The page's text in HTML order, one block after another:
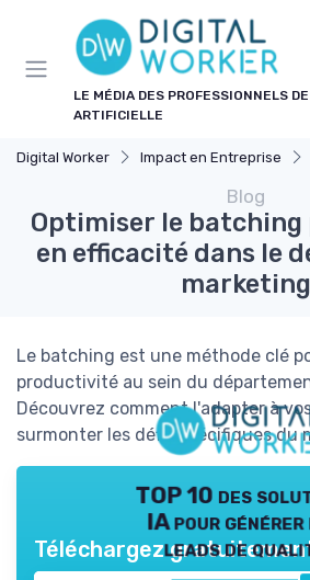
LE MÉDIA DES PROFESSIONNELS
ARTIFICIELLE
Digital Worker Impact en Entreprise
Blog
Optimiser le batching
en efficacité dans le
marketing
Le batching est une méthode clé
productivité au sein du
Découvrez comment l'adapter à
surmonter les défis spécifiques du
TOP 10 des
IA pour générer
leads de
Téléchargez